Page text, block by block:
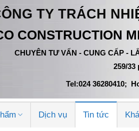
TY TRÁCH
CONSTRUCTION
CHUYÊN TƯ VẤN - CUNG CẤP -
259/
Tel:024 36280410;
Dịch vụ Tin tức